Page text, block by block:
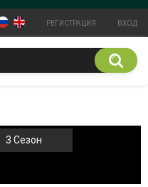
РЕГИСТРАЦИЯ ВХОД
3 Сезон